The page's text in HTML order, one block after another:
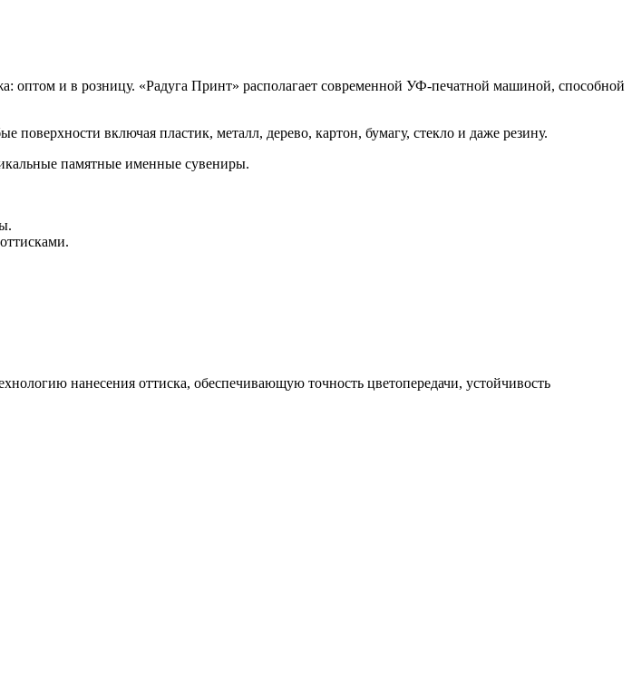
и в розницу. «Радуга Принт» располагает современной УФ-печатной машиной, способной
включая пластик, металл, дерево, картон, бумагу, стекло и даже резину.
памятные именные сувениры.
нанесения оттиска, обеспечивающую точность цветопередачи, устойчивость